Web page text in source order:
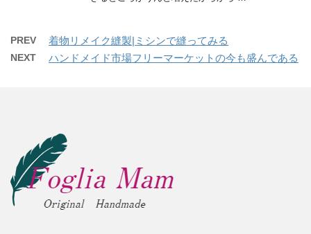
PREV 着物リメイク縫製|ミシンで縫ってみる
NEXT ハンドメイド市場フリーマーケットの今も盛んである